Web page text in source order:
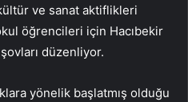
ve sanat aktiflikleri
öğrencileri için Hacıbekir
düzenliyor.
yönelik başlatmış olduğu